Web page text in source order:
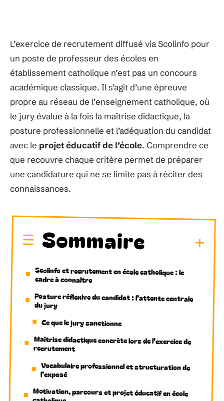
L’exercice de recrutement diffusé via Scolinfo pour
un poste de professeur des écoles en
établissement catholique n’est pas un concours
académique classique. Il s’agit d’une épreuve
propre au réseau de l’enseignement catholique, où
le jury évalue à la fois la maîtrise didactique, la
posture professionnelle et l’adéquation du candidat
avec le projet éducatif de l’école. Comprendre ce
que recouvre chaque critère permet de préparer
une candidature qui ne se limite pas à réciter des
connaissances.
Sommaire
Scolinfo et recrutement en école catholique : le
cadre à connaître
Posture réflexive du candidat : l’attente centrale
du jury
Ce que le jury sanctionne
Maîtrise didactique concrète lors de l’exercice de
recrutement
Vocabulaire professionnel et structuration de
l’exposé
Motivation, parcours et projet éducatif en école